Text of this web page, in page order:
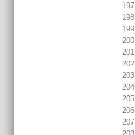
197
198
199
200
201
202
203
204
205
206
207